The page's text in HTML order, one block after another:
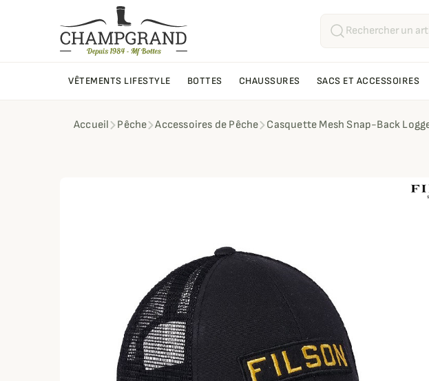
VÊTEMENTS LIFESTYLE BOTTES CHAUSSURES SACS ET ACCESSOIRES
Accueil Pêche Accessoires de Pêche Casquette Mesh Snap-Back